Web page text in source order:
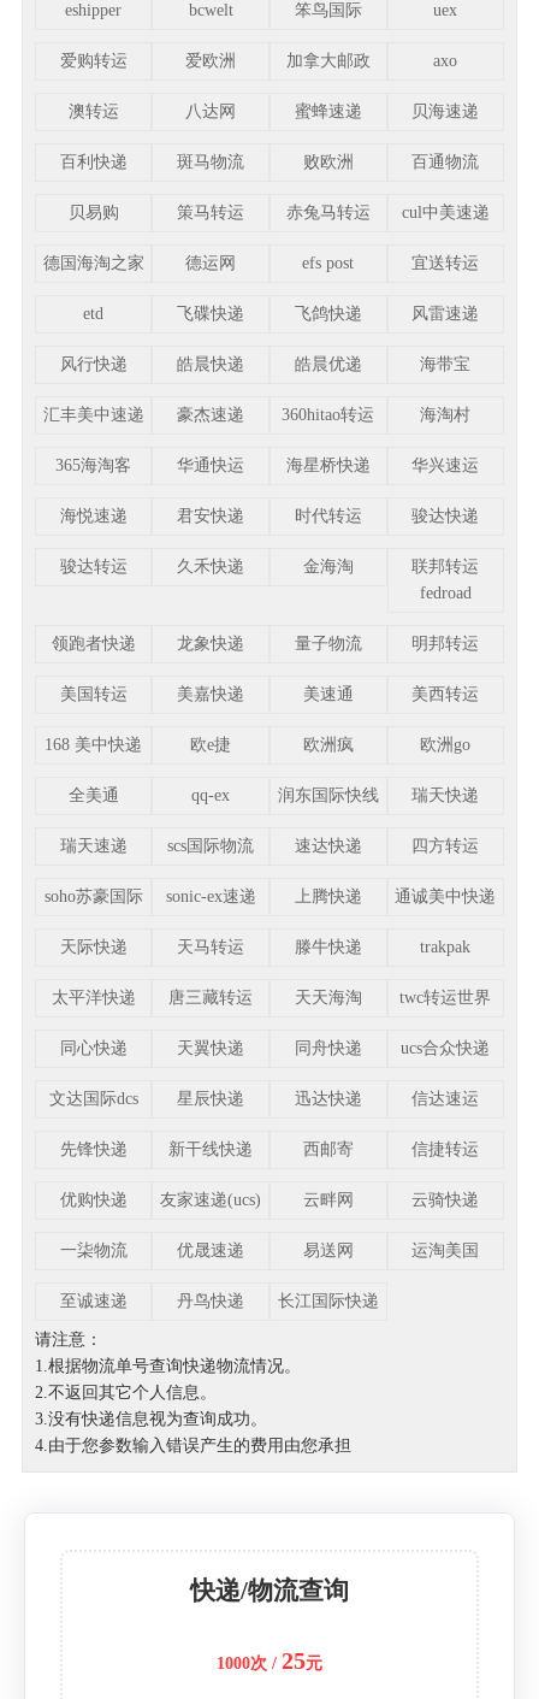
eshipper bcwelt 笨鸟国际 uex
爱购转运 爱欧洲 加拿大邮政 axo
澳转运 八达网 蜜蜂速递 贝海速递
百利快递 斑马物流 败欧洲 百通物流
贝易购 策马转运 赤兔马转运 cul中美速递
德国海淘之家 德运网 efs post 宜送转运
etd 飞碟快递 飞鸽快递 风雷速递
风行快递 皓晨快递 皓晨优递 海带宝
汇丰美中速递 豪杰速递 360hitao转运 海淘村
365海淘客 华通快运 海星桥快递 华兴速运
海悦速递 君安快递 时代转运 骏达快递
骏达转运 久禾快递 金海淘
联邦转运
fedroad
领跑者快递 龙象快递 量子物流 明邦转运
美国转运 美嘉快递 美速通 美西转运
168 美中快递 欧e捷 欧洲疯 欧洲go
全美通 qq-ex 润东国际快线 瑞天快递
瑞天速递 scs国际物流 速达快递 四方转运
soho苏豪国际 sonic-ex速递 上腾快递 通诚美中快递
天际快递 天马转运 滕牛快递 trakpak
太平洋快递 唐三藏转运 天天海淘 twc转运世界
同心快递 天翼快递 同舟快递 ucs合众快递
文达国际dcs 星辰快递 迅达快递 信达速运
先锋快递 新干线快递 西邮寄 信捷转运
优购快递 友家速递(ucs) 云畔网 云骑快递
一柒物流 优晟速递 易送网 运淘美国
至诚速递 丹鸟快递 长江国际快递
请注意：
1.根据物流单号查询快递物流情况。
2.不返回其它个人信息。
3.没有快递信息视为查询成功。
4.由于您参数输入错误产生的费用由您承担
快递/物流查询
1000次 / 25元